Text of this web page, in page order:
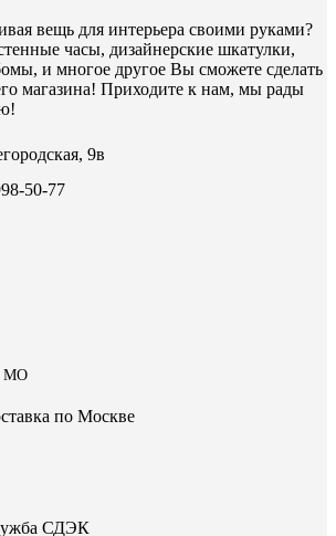
вещь для интерьера своими руками?
часы, дизайнерские шкатулки,
и многое другое Вы сможете сделать
магазина! Приходите к нам, мы рады
9в
50-77
МО
по Москве
СДЭК